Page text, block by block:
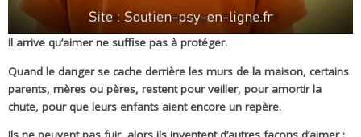
Il arrive qu’aimer ne suffise pas à protéger.
Quand le danger se cache derrière les murs de la maison, certains
parents, mères ou pères, restent pour veiller, pour amortir la
chute, pour que leurs enfants aient encore un repère.